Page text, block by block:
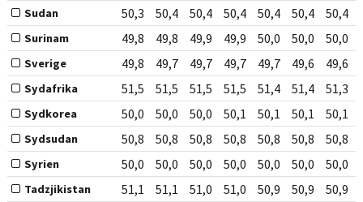
Sudan 50,3 50,4 50,4 50,4 50,4 50,4 50,4
Surinam 49,8 49,8 49,9 49,9 50,0 50,0 50,0
Sverige 49,8 49,7 49,7 49,7 49,7 49,6 49,6
Sydafrika 51,5 51,5 51,5 51,5 51,4 51,4 51,3
Sydkorea 50,0 50,0 50,0 50,1 50,1 50,1 50,1
Sydsudan 50,8 50,8 50,8 50,8 50,8 50,8 50,8
Syrien 50,0 50,0 50,0 50,0 50,0 50,0 50,0
Tadzjikistan 51,1 51,1 51,0 51,0 50,9 50,9 50,9